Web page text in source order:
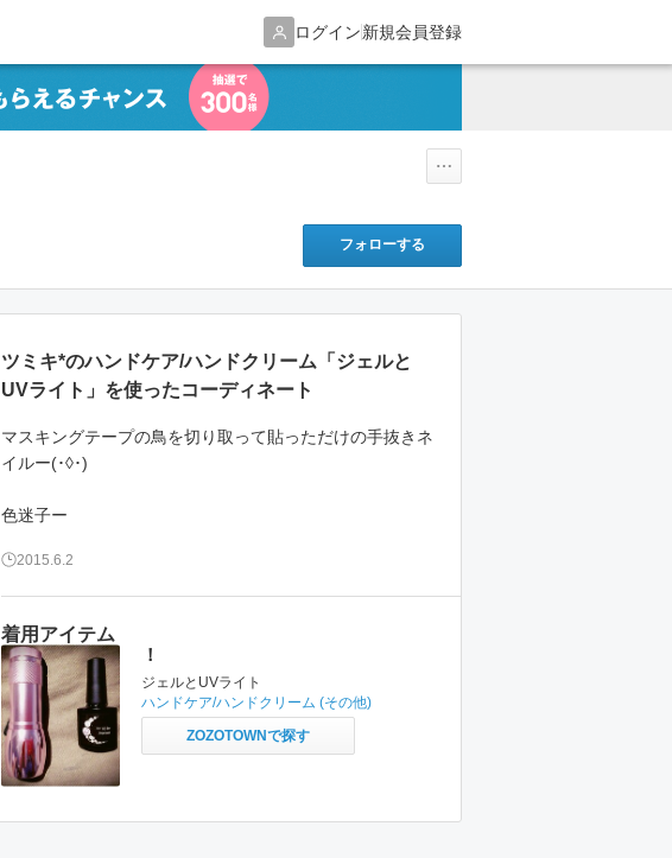
ログイン新規会員登録
フォローする
着用アイテム
！
ジェルとUVライト
ハンドケア/ハンドクリーム (その他)
ZOZOTOWNで探す
ツミキ*のハンドケア/ハンドクリーム「ジェルと
UVライト」を使ったコーディネート
マスキングテープの鳥を切り取って貼っただけの手抜きネ
イルー(･◊･)
色迷子ー
2015.6.2